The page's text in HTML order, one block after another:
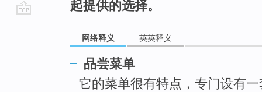
起提供的选择。
网络释义 英英释义
品尝菜单
它的菜单很有特点，专门设有一